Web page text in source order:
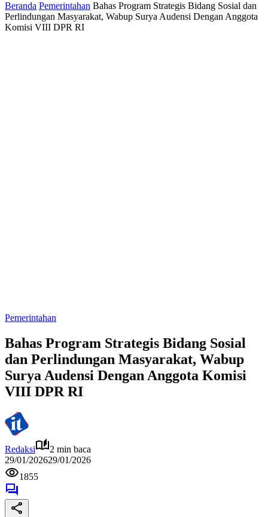
Beranda Pemerintahan Bahas Program Strategis Bidang Sosial dan
Perlindungan Masyarakat, Wabup Surya Audensi Dengan Anggota
Komisi VIII DPR RI
Pemerintahan
Bahas Program Strategis Bidang Sosial
dan Perlindungan Masyarakat, Wabup
Surya Audensi Dengan Anggota Komisi
VIII DPR RI
Redaksi
2 min baca
29/01/202629/01/2026
1855